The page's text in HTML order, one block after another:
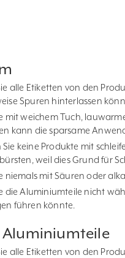
alle Etiketten von den
Spuren hinterlassen
mit weichem Tuch,
kann die sparsame
keine Produkte mit
weil dies Grund für
niemals mit Säuren oder
die Aluminiumteile nicht
führen könnte.
Aluminiumteile
alle Etiketten von den